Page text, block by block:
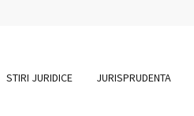
STIRI JURIDICE JURISPRUDENTA